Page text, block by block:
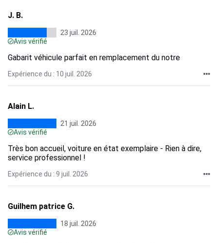
J. B.
23 juil. 2026
Avis vérifié
Gabarit véhicule parfait en remplacement du notre
Expérience du : 10 juil. 2026
Alain L.
21 juil. 2026
Avis vérifié
Très bon accueil, voiture en état exemplaire - Rien à dire,
service professionnel !
Expérience du : 9 juil. 2026
Guilhem patrice G.
18 juil. 2026
Avis vérifié